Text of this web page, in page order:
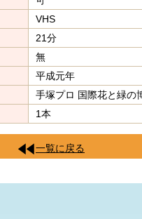
VHS
21分
無
平成元年
手塚プロ 国際花と緑の
1本
一覧に戻る